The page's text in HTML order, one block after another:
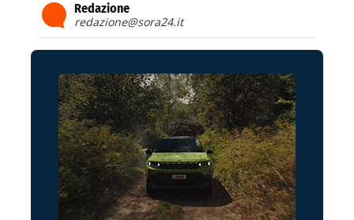
Redazione
redazione@sora24.it